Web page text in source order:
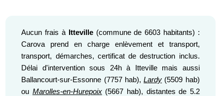
Aucun frais à Itteville(commune de 6603 habitants) :
Carova prend en charge enlèvement et transport,
transport, démarches, certificat de destruction inclus.
Délai d'intervention sous 24h à Itteville mais aussi
Ballancourt-sur-Essonne (7757 hab),Lardy (5509 hab)
ou Marolles-en-Hurepoix(5667 hab), distantes de 5.2